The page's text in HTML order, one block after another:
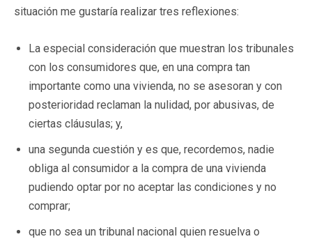
situación me gustaría realizar tres reflexiones:
La especial consideración que muestran los tribunales
con los consumidores que, en una compra tan
importante como una vivienda, no se asesoran y con
posterioridad reclaman la nulidad, por abusivas, de
ciertas cláusulas; y,
una segunda cuestión y es que, recordemos, nadie
obliga al consumidor a la compra de una vivienda
pudiendo optar por no aceptar las condiciones y no
comprar;
que no sea un tribunal nacional quien resuelva o